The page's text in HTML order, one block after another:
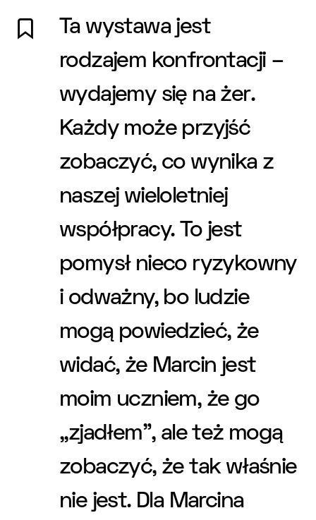
Ta wystawa jest
rodzajem konfrontacji –
wydajemy się na żer.
Każdy może przyjść
zobaczyć, co wynika z
naszej wieloletniej
współpracy. To jest
pomysł nieco ryzykowny
i odważny, bo ludzie
mogą powiedzieć, że
widać, że Marcin jest
moim uczniem, że go
,,zjadłem”, ale też mogą
zobaczyć, że tak właśnie
nie jest. Dla Marcina